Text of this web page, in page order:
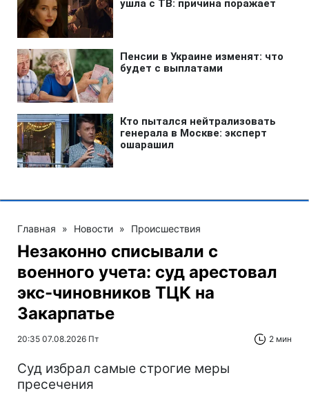
Главная » Новости » Происшествия
Незаконно списывали с
военного учета: суд арестовал
экс-чиновников ТЦК на
Закарпатье
20:35 07.08.2026 Пт 2 мин
Суд избрал самые строгие меры
пресечения